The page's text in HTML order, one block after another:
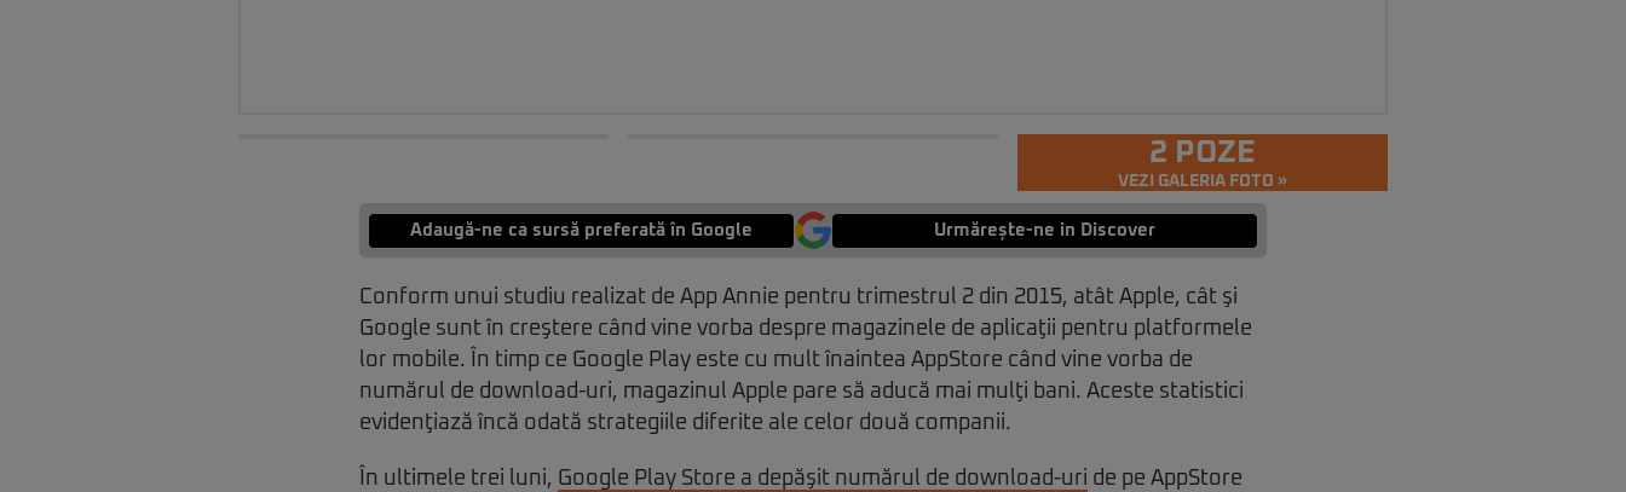
2 POZE
VEZI GALERIA FOTO »
Adaugă-ne ca sursă preferată în Google Urmărește-ne in Discover
Conform unui studiu realizat de App Annie pentru trimestrul 2 din 2015, atât Apple, cât şi
Google sunt în creştere când vine vorba despre magazinele de aplicaţii pentru platformele
lor mobile. În timp ce Google Play este cu mult înaintea AppStore când vine vorba de
numărul de download-uri, magazinul Apple pare să aducă mai mulţi bani. Aceste statistici
evidenţiază încă odată strategiile diferite ale celor două companii.
În ultimele trei luni, Google Play Store a depăşit numărul de download-uri de pe AppStore